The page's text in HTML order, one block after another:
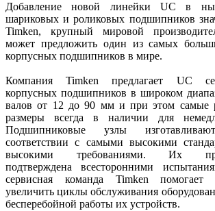
Добавление новой линейки UC в
шариковых и роликовых подшипников
Timken, крупный мировой
может предложить один из самых
корпусных подшипников в мире.
Компания Timken предлагает UC
корпусных подшипников в широком
валов от 12 до 90 мм и при этом самые
размеры всегда в наличии для
Подшипниковые узлы
соответствии с самыми высокими
высокими требованиями. Их
подтверждена всесторонними
сервисная команда Timken помогает
увеличить циклы обслуживания
бесперебойной работы их устройств.